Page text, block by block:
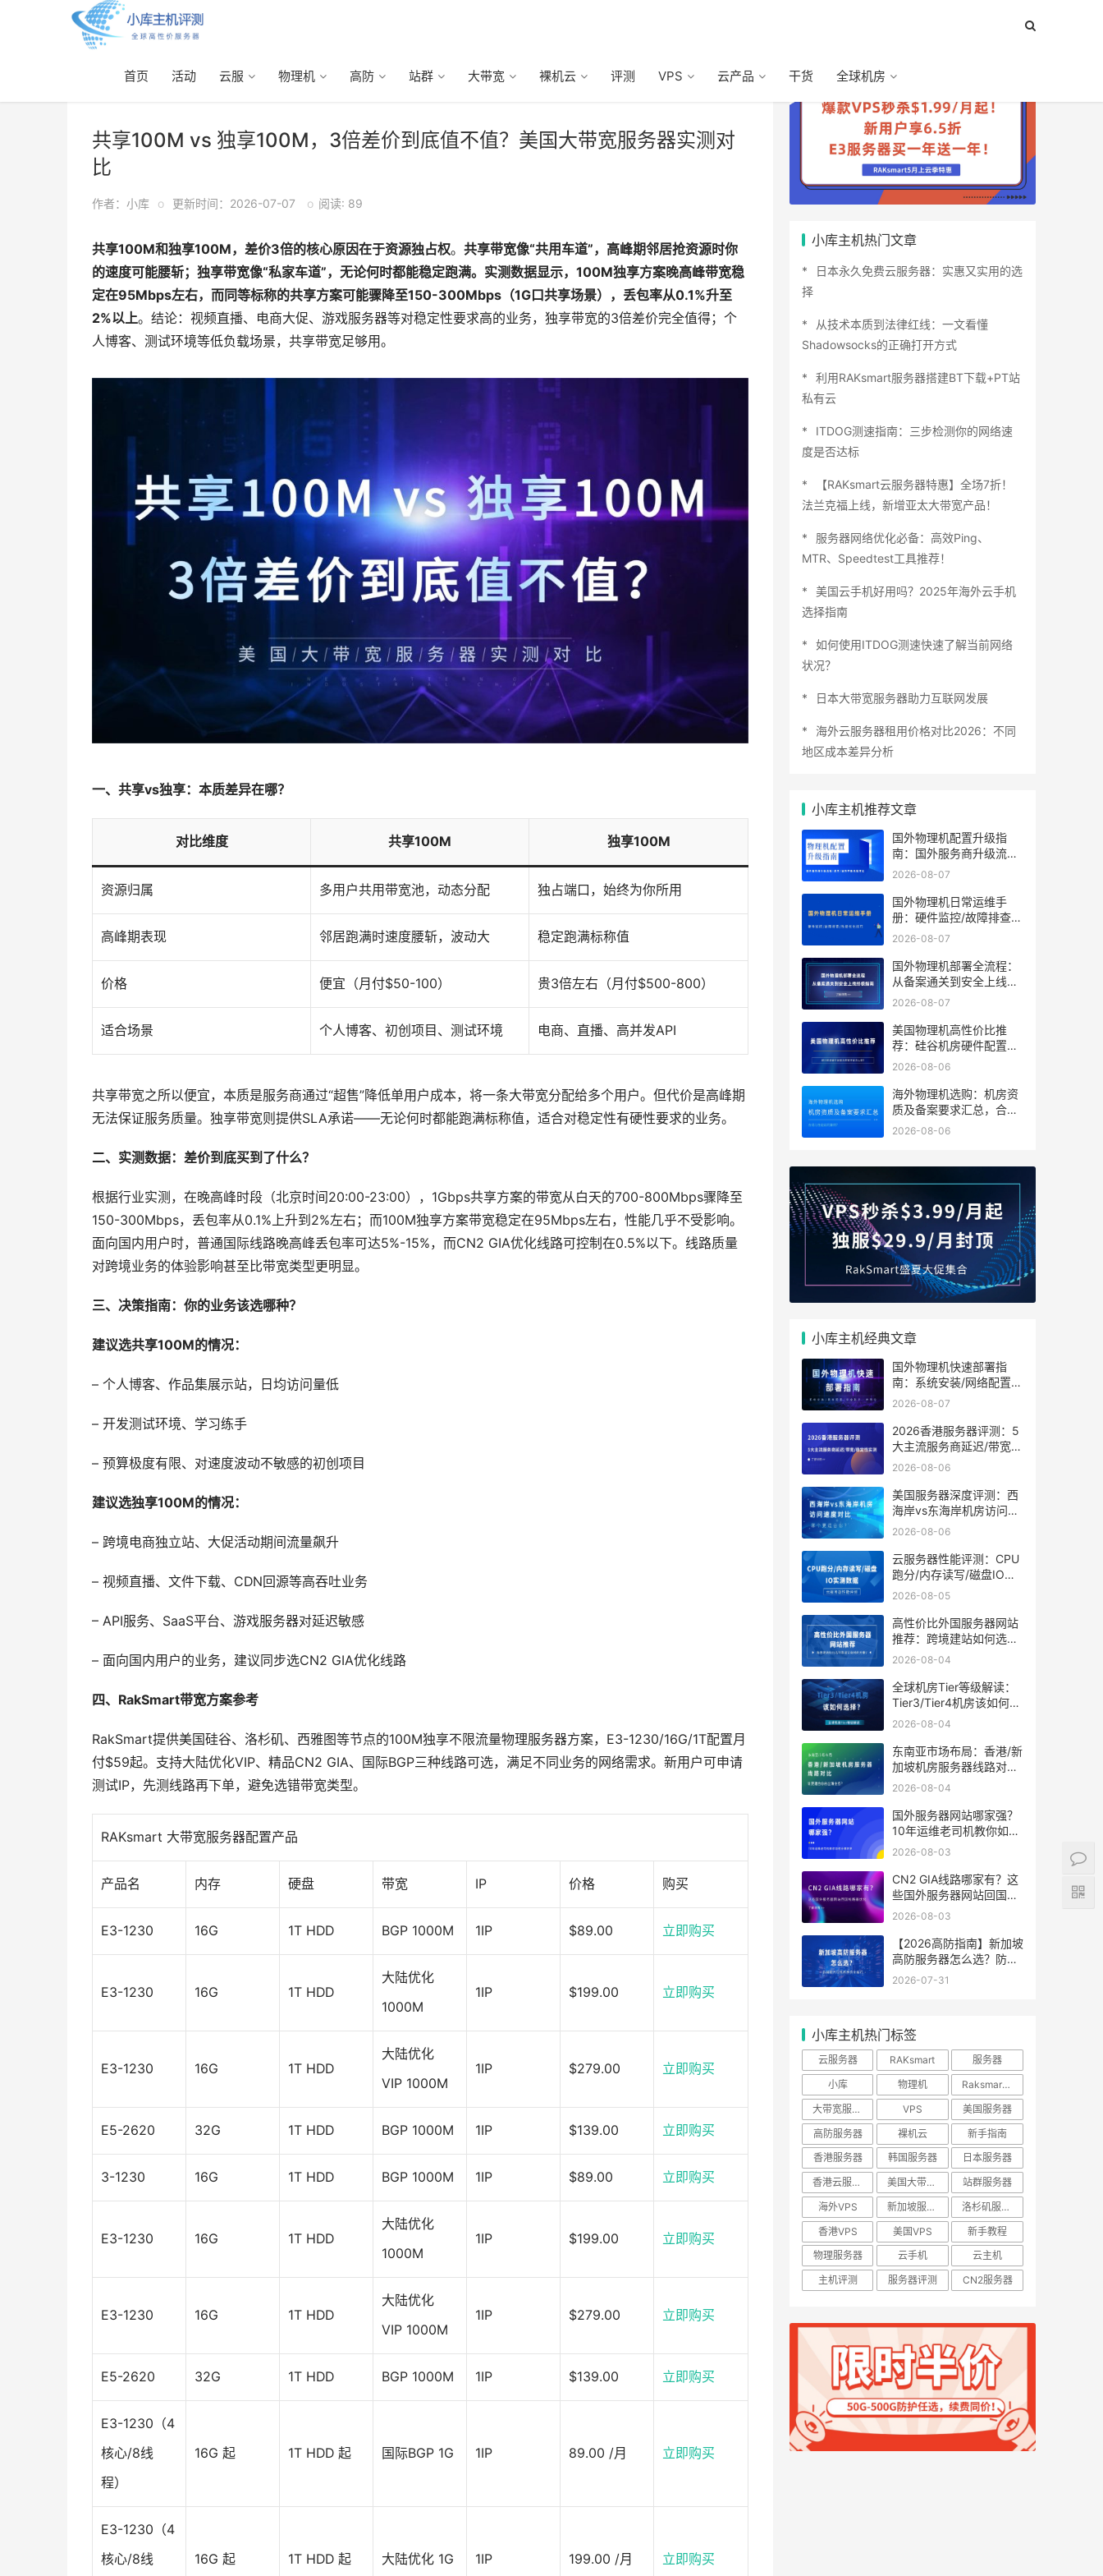
首页 活动 云服 物理机 高防 站群 大带宽 裸机云 评测 VPS 云产品 干货 全球机房
首页> 大带宽> 正文
共享100M vs 独享100M，3倍差价到底值不值？美国大带宽服务器实测对
比
作者：小库 o 更新时间：2026-07-07 o 阅读: 89
共享100M和独享100M，差价3倍的核心原因在于资源独占权。 共享带宽像“共用车道”，高峰期邻居抢资源时你
的速度可能腰斩；独享带宽像“私家车道”，无论何时都能稳定跑满。实测数据显示，100M独享方案晚高峰带宽稳
定在95Mbps左右，而同等标称的共享方案可能骤降至150-300Mbps（1G口共享场景），丢包率从0.1%升至
2%以上。结论：视频直播、电商大促、游戏服务器等对稳定性要求高的业务，独享带宽的3倍差价完全值得；个
人博客、测试环境等低负载场景，共享带宽足够用。
一、共享vs独享：本质差异在哪？
对比维度 共享100M 独享100M
资源归属 多用户共用带宽池，动态分配 独占端口，始终为你所用
高峰期表现 邻居跑满时速度腰斩，波动大 稳定跑满标称值
价格 便宜（月付$50-100） 贵3倍左右（月付$500-800）
适合场景 个人博客、初创项目、测试环境 电商、直播、高并发API
共享带宽之所以便宜，本质是服务商通过“超售”降低单用户成本，将一条大带宽分配给多个用户。但代价是高峰期
无法保证服务质量。独享带宽则提供SLA承诺——无论何时都能跑满标称值，适合对稳定性有硬性要求的业务。
二、实测数据：差价到底买到了什么？
根据行业实测，在晚高峰时段（北京时间20:00-23:00），1Gbps共享方案的带宽从白天的700-800Mbps骤降至
150-300Mbps，丢包率从0.1%上升到2%左右；而100M独享方案带宽稳定在95Mbps左右，性能几乎不受影响。
面向国内用户时，普通国际线路晚高峰丢包率可达5%-15%，而CN2 GIA优化线路可控制在0.5%以下。线路质量
对跨境业务的体验影响甚至比带宽类型更明显。
三、决策指南：你的业务该选哪种？
建议选共享100M的情况：
– 个人博客、作品集展示站，日均访问量低
– 开发测试环境、学习练手
– 预算极度有限、对速度波动不敏感的初创项目
建议选独享100M的情况：
– 跨境电商独立站、大促活动期间流量飙升
– 视频直播、文件下载、CDN回源等高吞吐业务
– API服务、SaaS平台、游戏服务器对延迟敏感
– 面向国内用户的业务，建议同步选CN2 GIA优化线路
四、RakSmart带宽方案参考
RakSmart提供美国硅谷、洛杉矶、西雅图等节点的100M独享不限流量物理服务器方案，E3-1230/16G/1T配置月
付$59起。支持大陆优化VIP、精品CN2 GIA、国际BGP三种线路可选，满足不同业务的网络需求。新用户可申请
测试IP，先测线路再下单，避免选错带宽类型。
RAKsmart 大带宽服务器配置产品
产品名 内存 硬盘 带宽 IP 价格 购买
E3-1230 16G 1T HDD BGP 1000M 1IP $89.00 立即购买
E3-1230 16G 1T HDD
大陆优化
1000M
1IP $199.00 立即购买
E3-1230 16G 1T HDD
大陆优化
VIP 1000M
1IP $279.00 立即购买
E5-2620 32G 1T HDD BGP 1000M 1IP $139.00 立即购买
3-1230 16G 1T HDD BGP 1000M 1IP $89.00 立即购买
E3-1230 16G 1T HDD
大陆优化
1000M
1IP $199.00 立即购买
E3-1230 16G 1T HDD
大陆优化
VIP 1000M
1IP $279.00 立即购买
E5-2620 32G 1T HDD BGP 1000M 1IP $139.00 立即购买
E3-1230（4
核心/8线
程）
16G 起 1T HDD 起 国际BGP 1G 1IP 89.00 /月 立即购买
E3-1230（4
核心/8线
16G 起 1T HDD 起 大陆优化 1G 1IP 199.00 /月 立即购买
小库主机热门文章
日本永久免费云服务器：实惠又实用的选
择
从技术本质到法律红线：一文看懂
Shadowsocks的正确打开方式
利用RAKsmart服务器搭建BT下载+PT站
私有云
ITDOG测速指南：三步检测你的网络速
度是否达标
【RAKsmart云服务器特惠】全场7折！
法兰克福上线，新增亚太大带宽产品！
服务器网络优化必备：高效Ping、
MTR、Speedtest工具推荐！
美国云手机好用吗？2025年海外云手机
选择指南
如何使用ITDOG测速快速了解当前网络
状况？
日本大带宽服务器助力互联网发展
海外云服务器租用价格对比2026：不同
地区成本差异分析
小库主机推荐文章
国外物理机配置升级指
南：国外服务商升级流程/
成本/业务中断风险对比
2026-08-07
国外物理机日常运维手
册：硬件监控/故障排查/
性能优化技巧
2026-08-07
国外物理机部署全流程：
从备案通关到安全上线终
极指南
2026-08-07
美国物理机高性价比推
荐：硅谷机房硬件配置及
带宽方案怎么选？
2026-08-06
海外物理机选购：机房资
质及备案要求汇总，合规
与性能如何兼得？
2026-08-06
小库主机经典文章
国外物理机快速部署指
南：系统安装/网络配置/
安全防护一步到位
2026-08-07
2026香港服务器评测：5
大主流服务商延迟/带宽/
稳定性实测
2026-08-06
美国服务器深度评测：西
海岸vs东海岸机房访问速
度对比，哪个更适合你？
2026-08-06
云服务器性能评测：CPU
跑分/内存读写/磁盘IO实
测数据
2026-08-05
高性价比外国服务器网站
推荐：跨境建站如何选到
靠谱又省钱的方案？
2026-08-04
全球机房Tier等级解读：
Tier3/Tier4机房该如何选
择？
2026-08-04
东南亚市场布局：香港/新
加坡机房服务器线路对
比，谁更适合你的出海业
2026-08-04
国外服务器网站哪家强？
10年运维老司机教你如何
分辨好坏
2026-08-03
CN2 GIA线路哪家有？这
些国外服务器网站回国线
路最优化
2026-08-03
【2026高防指南】新加坡
高防服务器怎么选？防御
能力与线路性价比排行
2026-07-31
小库主机热门标签
云服务器 RAKsmart
服务器
小库
物理机
Raksmart优惠
大带宽服务器
VPS
美国服务器
高防服务器
裸机云
新手指南
香港服务器
韩国服务器
日本服务器
香港云服务器
美国大带宽服务器
站群服务器
海外VPS
新加坡服务器
洛杉矶服务器
香港VPS
美国VPS
新手教程
物理服务器
云手机
云主机
主机评测
服务器评测 CN2服务器